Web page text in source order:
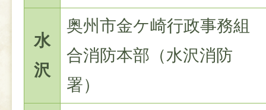
水
沢
奥州市金ケ崎行政事務組
合消防本部（水沢消防
署）